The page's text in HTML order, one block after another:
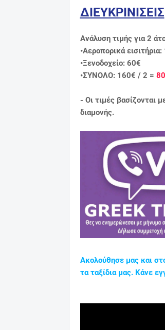
ΔΙΕΥΚΡΙΝΙΣΕΙΣ
Ανάλυση τιμής για 2
•Αεροπορικά
•Ξενοδοχείo: 60€
•ΣΥΝΟΛΟ: 160€ / 2 =
- Οι τιμές βασίζονται
διαμονής.
Ακολούθησε μας και
τα ταξίδια μας. Κάνε